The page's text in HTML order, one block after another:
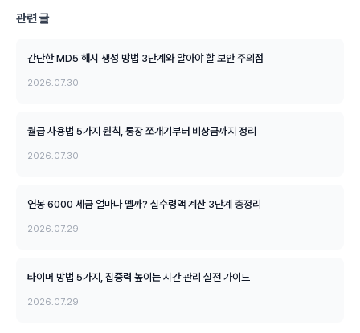
관련 글
간단한 MD5 해시 생성 방법 3단계와 알아야 할 보안 주의점
2026.07.30
월급 사용법 5가지 원칙, 통장 쪼개기부터 비상금까지 정리
2026.07.30
연봉 6000 세금 얼마나 뗄까? 실수령액 계산 3단계 총정리
2026.07.29
타이머 방법 5가지, 집중력 높이는 시간 관리 실전 가이드
2026.07.29